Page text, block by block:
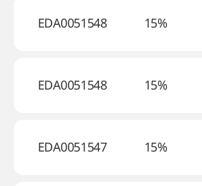
EDA0051548 15%
EDA0051548 15%
EDA0051547 15%